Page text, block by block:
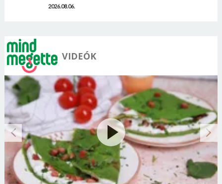
2026.08.06.
VIDEÓK